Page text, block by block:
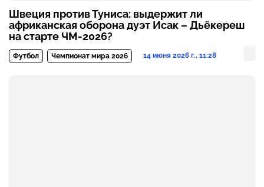
Швеция против Туниса: выдержит ли
африканская оборона дуэт Исак – Дьёкереш
на старте ЧМ-2026?
Футбол Чемпионат мира 2026 14 июня 2026 г., 11:28